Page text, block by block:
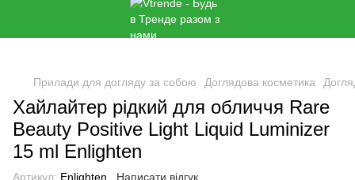
Прилади для догляду за собою Доглядова косметика
Хайлайтер рідкий для обличчя Rare
Beauty Positive Light Liquid Luminizer
15 ml Enlighten
Артикул: Enlighten Написати відгук